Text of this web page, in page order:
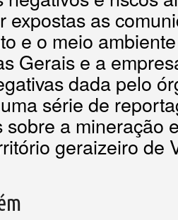
expostas as
e o meio
Gerais e a
dada pelo
série de
sobre a mineração
geraizeiro de